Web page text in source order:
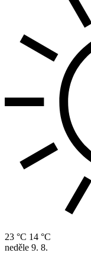
23 °C 14 °C
neděle 9. 8.